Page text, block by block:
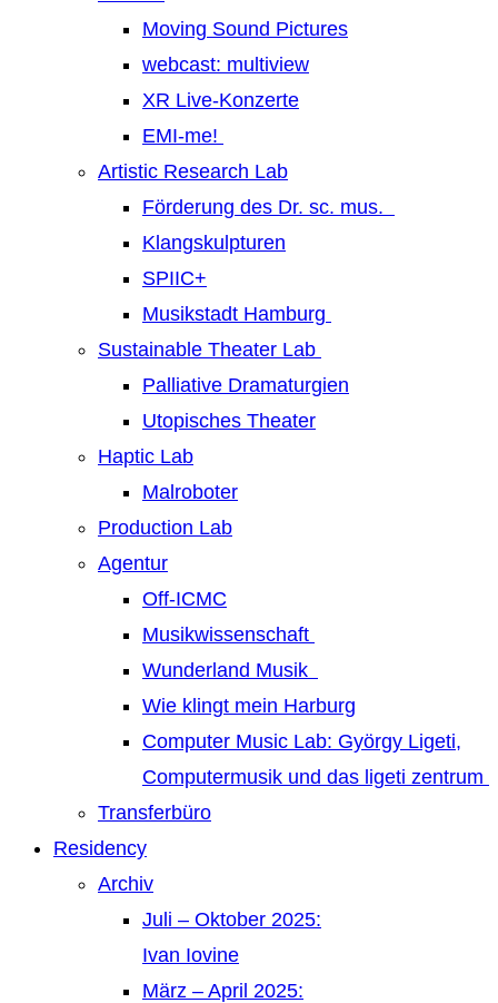
Moving Sound Pictures
webcast: multiview
XR Live-Konzerte
EMI-me!
Artistic Research Lab
Förderung des Dr. sc. mus.
Klangskulpturen
SPIIC+
Musikstadt Hamburg
Sustainable Theater Lab
Palliative Dramaturgien
Utopisches Theater
Haptic Lab
Malroboter
Production Lab
Agentur
Off-ICMC
Musikwissenschaft
Wunderland Musik
Wie klingt mein Harburg
Computer Music Lab: György Ligeti,
Computermusik und das ligeti zentrum
Transferbüro
Residency
Archiv
Juli – Oktober 2025:
Ivan Iovine
März – April 2025: